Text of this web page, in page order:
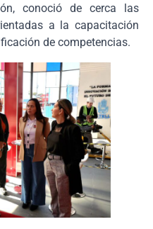
conoció de cerca las
a la capacitación
de competencias.